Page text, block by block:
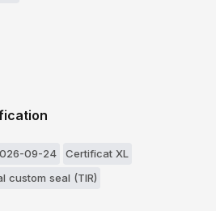
09-24
Certificat XL
custom seal (TIR)